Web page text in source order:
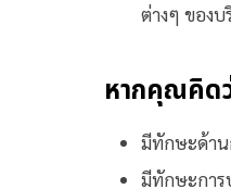
ต่างๆ ของ
หากคุณคิด
มีทักษะด้าน
มีทักษะการ